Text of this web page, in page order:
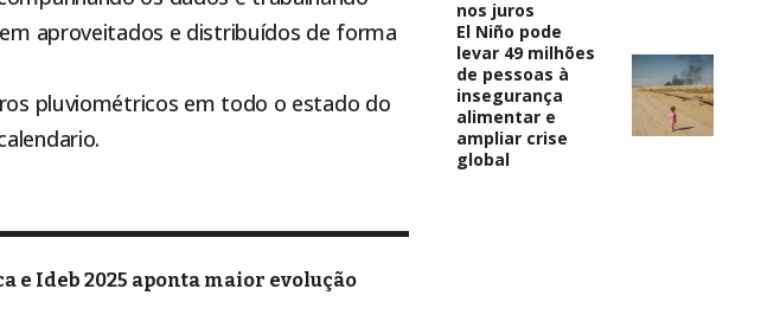
aproveitados e distribuídos de forma
pluviométricos em todo o estado do
e Ideb 2025 aponta maior evolução
nos juros
El Niño pode
levar 49 milhões
de pessoas à
insegurança
alimentar e
ampliar crise
global